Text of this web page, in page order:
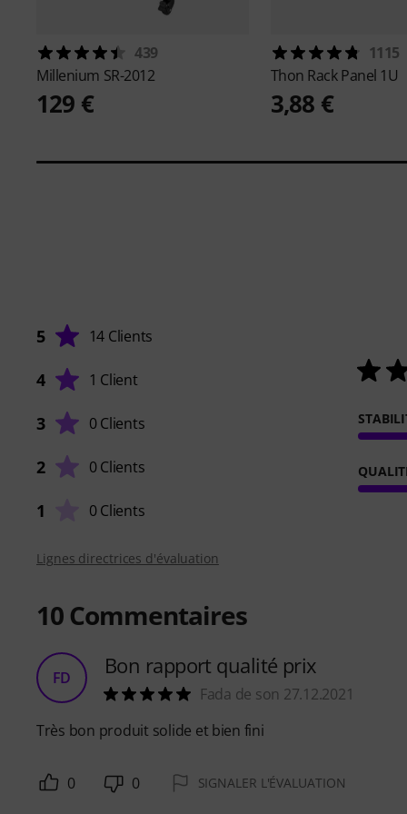
439
Millenium SR-2012
129 €
1115
Thon Rack Panel 1U
3,88 €
5 14 Clients
4 1 Client
3 0 Clients
2 0 Clients
1 0 Clients
Lignes directrices d'évaluation
10 Commentaires
FD Bon rapport qualité prix
Fada de son 27.12.2021
Très bon produit solide et bien fini
0 0 SIGNALER L'ÉVALUATION